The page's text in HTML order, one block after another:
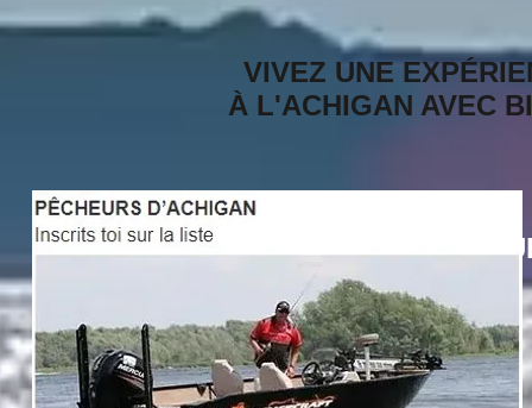
VIVEZ UNE
À L'ACHIGAN AVEC
MEMBRE